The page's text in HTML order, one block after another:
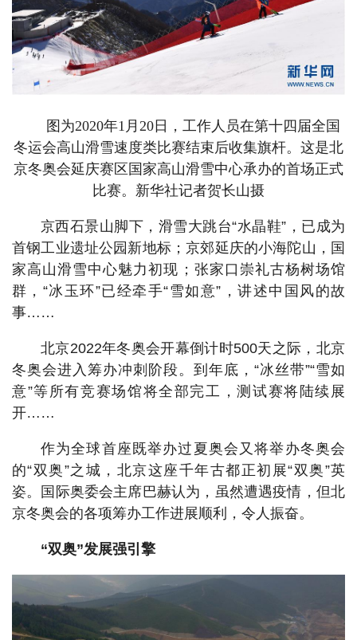
图为2020年1月20日，工作人员在第十四届全国
冬运会高山滑雪速度类比赛结束后收集旗杆。这是北
京冬奥会延庆赛区国家高山滑雪中心承办的首场正式
比赛。新华社记者贺长山摄
京西石景山脚下，滑雪大跳台“水晶鞋”，已成为
首钢工业遗址公园新地标；京郊延庆的小海陀山，国
家高山滑雪中心魅力初现；张家口崇礼古杨树场馆
群，“冰玉环”已经牵手“雪如意”，讲述中国风的故
事……
北京2022年冬奥会开幕倒计时500天之际，北京
冬奥会进入筹办冲刺阶段。到年底，“冰丝带”“雪如
意”等所有竞赛场馆将全部完工，测试赛将陆续展
开……
作为全球首座既举办过夏奥会又将举办冬奥会
的“双奥”之城，北京这座千年古都正初展“双奥”英
姿。国际奥委会主席巴赫认为，虽然遭遇疫情，但北
京冬奥会的各项筹办工作进展顺利，令人振奋。
“双奥”发展强引擎